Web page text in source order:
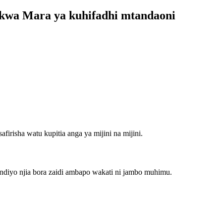
Mara ya kuhifadhi mtandaoni
watu kupitia anga ya mijini na mijini.
njia bora zaidi ambapo wakati ni jambo muhimu.